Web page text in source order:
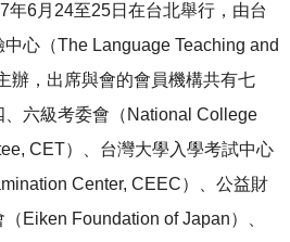
年6月24至25日在台北舉行，由台
心（The Language Teaching and
辦，出席與會的會員機構共有七
六級考委會（National College
CET）、台灣大學入學考試中心
Center, CEEC）、公益財
Eiken Foundation of Japan）、